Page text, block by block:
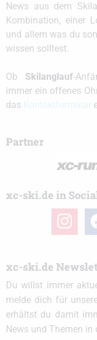
News aus dem
Kombination, einer
und allem was du
wissen solltest.
Ob Skilanglauf-
immer ein offenes
das
Partner
xc-ski.de in
instagram
xc-ski.de
Du willst immer
melde dich für
erhältst du damit
News und Themen